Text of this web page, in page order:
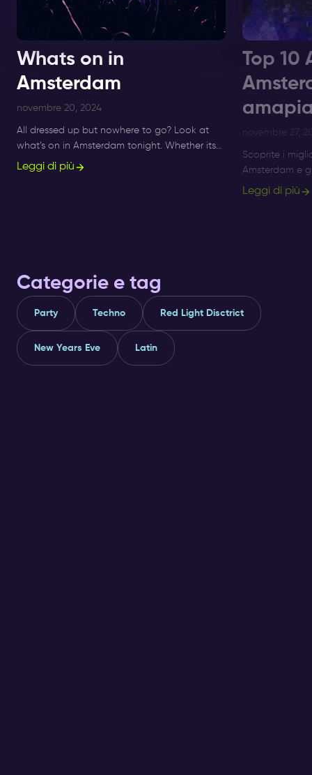
Whats on in
Amsterdam
novembre 20, 2024
All dressed up but nowhere to go? Look at
what’s on in Amsterdam tonight. Whether its
Sunday, Monday or Saturday- there is always
Leggi di più
Top 10
novembre 27,
Scoprite i
Amsterdam e
Amsterdam al
Leggi di più
Categorie e tag
Party Techno Red Light Disctrict
New Years Eve Latin